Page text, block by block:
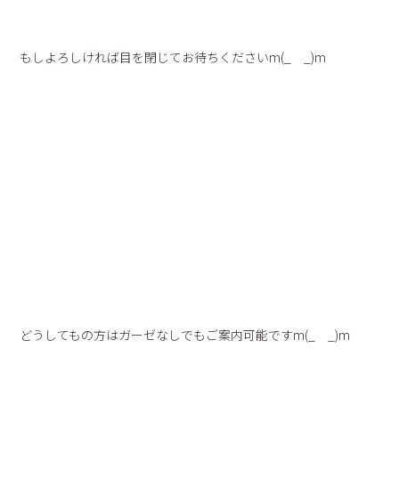
もしよろしければ目を閉じてお待ちくださいm(_ _)m
どうしてもの方はガーゼなしでもご案内可能ですm(_ _)m